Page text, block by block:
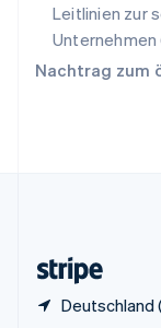
Leitlinien zur
Unternehmen
Nachtrag zum
Deutschland
English
English